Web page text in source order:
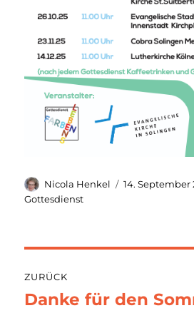
Autor
Nicola Henkel
Veröffentlicht
14. September
Gottesdienst
ZURÜCK
Vorheriger
Danke für den